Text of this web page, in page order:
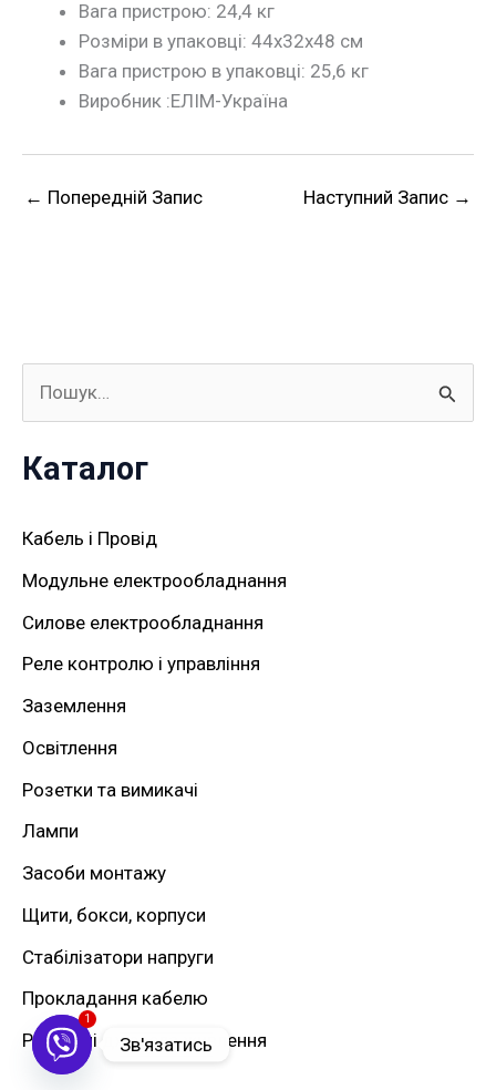
к
т
и
:
Каталог
Кабель і Провід
Модульне електрообладнання
Силове електрообладнання
Реле контролю і управління
Заземлення
Освітлення
Розетки та вимикачі
Лампи
Засоби монтажу
Щити, бокси, корпуси
Стабілізатори напруги
Прокладання кабелю
Резервні джерела живлення
Вага пристрою: 24,4 кг
Розміри в упаковці: 44х32х48 см
Вага пристрою в упаковці: 25,6 кг
Виробник :ЕЛІМ-Україна
← Попередній Запис Наступний Запис →
1
Зв'язатись